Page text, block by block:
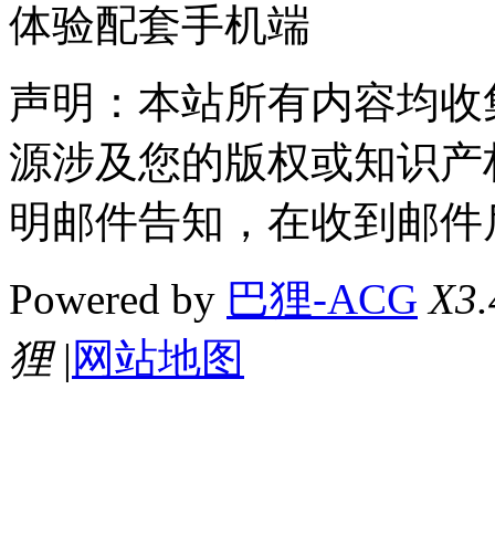
体验配套手机端
声明：本站所有内容均
源涉及您的版权或知识
明邮件告知，在收到邮
Powered by 巴狸-ACG
狸 | 网站地图